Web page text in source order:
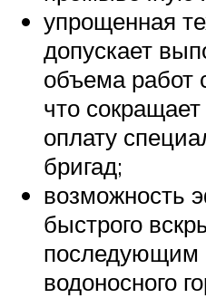
упрощенная
допускает
объема работ
что
оплату
бригад;
возможность
быстрого
последующим
водоносного